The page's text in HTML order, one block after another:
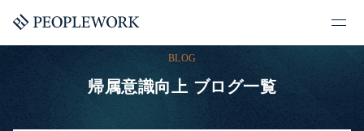
BLOG
帰属意識向上 ブログ一覧